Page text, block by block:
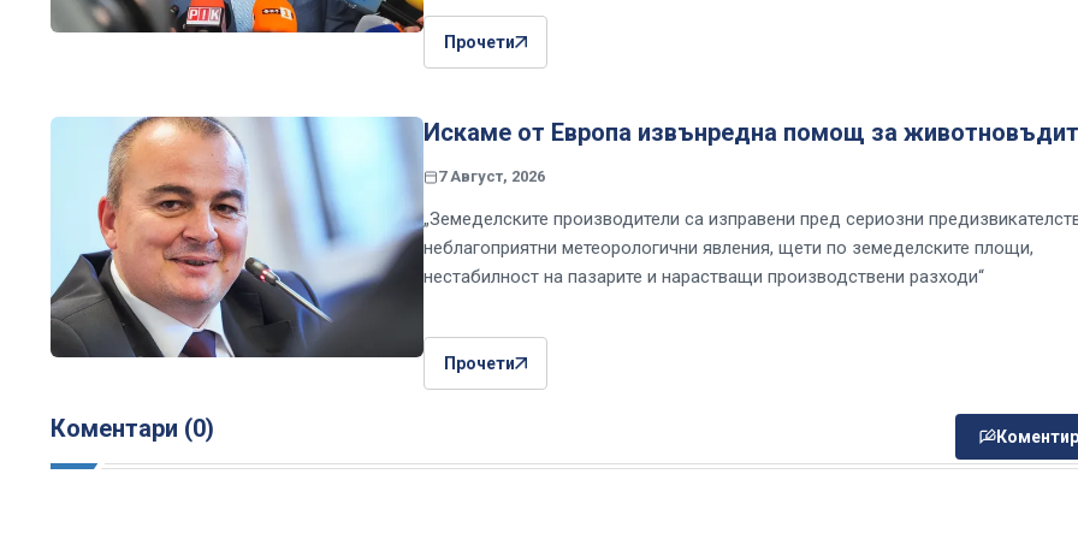
Прочети
Искаме от Европа извънредна помощ за
7 Август, 2026
„Земеделските производители са изправени пред сериозни
неблагоприятни метеорологични явления, щети по земеделските площи,
нестабилност на пазарите и нарастващи производствени разходи“
Прочети
Коментари (0)